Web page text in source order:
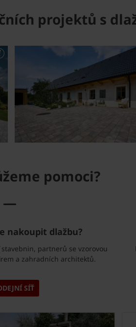
projektů s
pomoci?
—
nakoupit dlažbu?
partnerů se vzorovou
a zahradních architektů.
SÍŤ